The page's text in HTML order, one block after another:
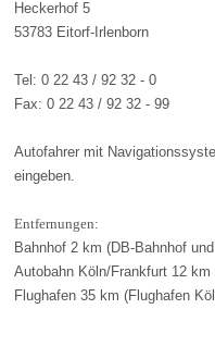
Heckerhof 5
53783 Eitorf-Irlenborn
Tel: 0 22 43 / 92 32 - 0
Fax: 0 22 43 / 92 32 - 99
Autofahrer mit
eingeben.
Entfernungen:
Bahnhof 2 km (DB-Bahnhof
Autobahn Köln/Frankfurt 12 km
Flughafen 35 km (Flughafen